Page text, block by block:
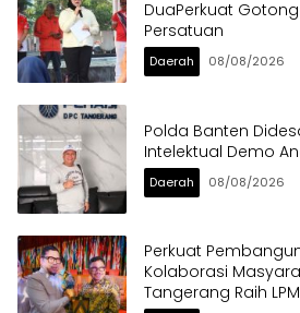
DuaPerkuat
Persatuan
Daerah 08/08/2026
Polda Banten
Intelektual Demo
Daerah 08/08/2026
Perkuat
Kolaborasi
Tangerang Raih